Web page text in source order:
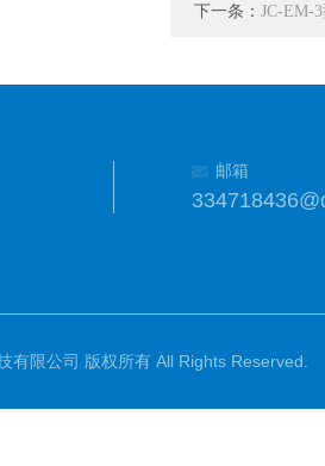
下一条： JC-EM-
邮箱
有限公司 版权所有 All Rights Reserved.